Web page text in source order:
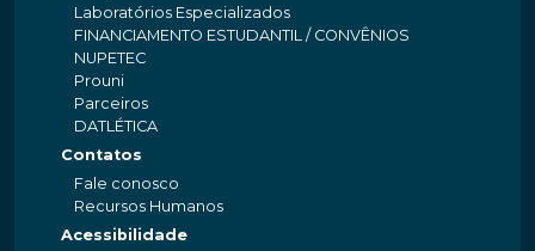
Laboratórios Especializados
FINANCIAMENTO ESTUDANTIL / CONVÊNIOS
NUPETEC
Prouni
Parceiros
DATLÉTICA
Contatos
Fale conosco
Recursos Humanos
Acessibilidade